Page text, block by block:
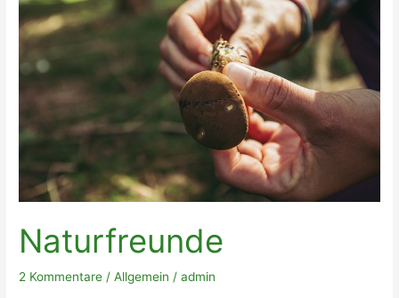
Naturfreunde
2 Kommentare /Allgemein /admin